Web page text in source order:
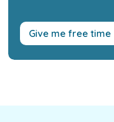
Give me free time